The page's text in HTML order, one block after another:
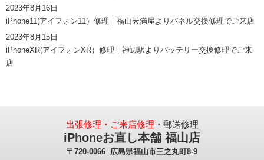
2023年8月16日
iPhone11(アイフォン11）修理｜福山天満屋よりパネル交換修理でご来店
2023年8月15日
iPhoneXR(アイフォンXR）修理｜神辺駅よりバッテリー交換修理でご来
店
出張修理・ご来店修理 ・郵送修理
iPhoneお直し本舗 福山店
〒720-0066 広島県福山市三之丸町8-9